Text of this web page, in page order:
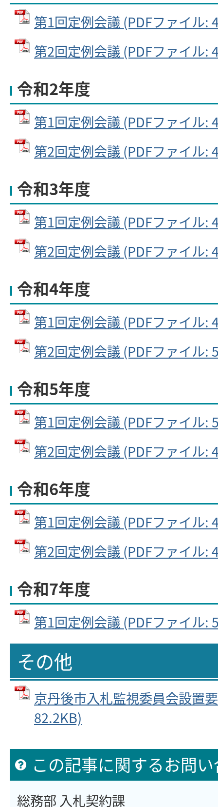
第1回定例会議 (PDFファイル:
第2回定例会議 (PDFファイル:
令和2年度
第1回定例会議 (PDFファイル:
第2回定例会議 (PDFファイル:
令和3年度
第1回定例会議 (PDFファイル:
第2回定例会議 (PDFファイル:
令和4年度
第1回定例会議 (PDFファイル:
第2回定例会議 (PDFファイル:
令和5年度
第1回定例会議 (PDFファイル:
第2回定例会議 (PDFファイル:
令和6年度
第1回定例会議 (PDFファイル:
第2回定例会議 (PDFファイル:
令和7年度
第1回定例会議 (PDFファイル:
その他
京丹後市入札監視委員会設置
82.2KB)
この記事に関するお問
総務部 入札契約課